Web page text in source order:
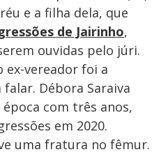
e a filha dela, que
de Jairinho,
ouvidas pelo júri.
ex-vereador foi a
Débora Saraiva
com três anos,
em 2020.
uma fratura no fêmur.